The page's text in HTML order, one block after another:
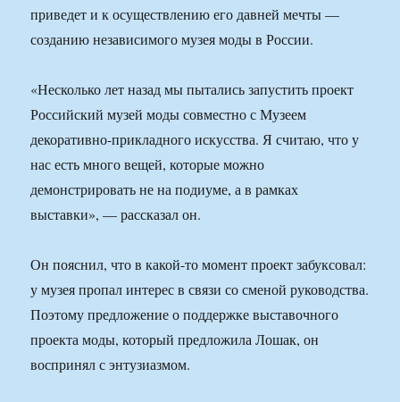
приведет и к осуществлению его давней мечты —
созданию независимого музея моды в России.
«Несколько лет назад мы пытались запустить проект
Российский музей моды совместно с Музеем
декоративно-прикладного искусства. Я считаю, что у
нас есть много вещей, которые можно
демонстрировать не на подиуме, а в рамках
выставки», — рассказал он.
Он пояснил, что в какой-то момент проект забуксовал:
у музея пропал интерес в связи со сменой руководства.
Поэтому предложение о поддержке выставочного
проекта моды, который предложила Лошак, он
воспринял с энтузиазмом.